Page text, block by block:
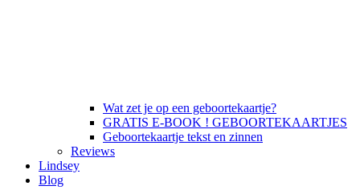
Wat zet je op een geboortekaartje?
GRATIS E-BOOK ! GEBOORTEKAARTJES
Geboortekaartje tekst en zinnen
Reviews
Lindsey
Blog